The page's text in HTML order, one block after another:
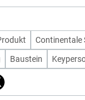
Continentale
Baustein